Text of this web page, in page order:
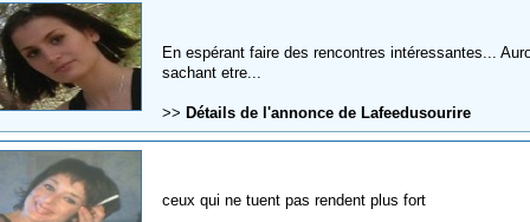
En espérant faire des rencontres intéressantes...
sachant etre...
>> Détails de l'annonce de Lafeedusourire
ceux qui ne tuent pas rendent plus fort